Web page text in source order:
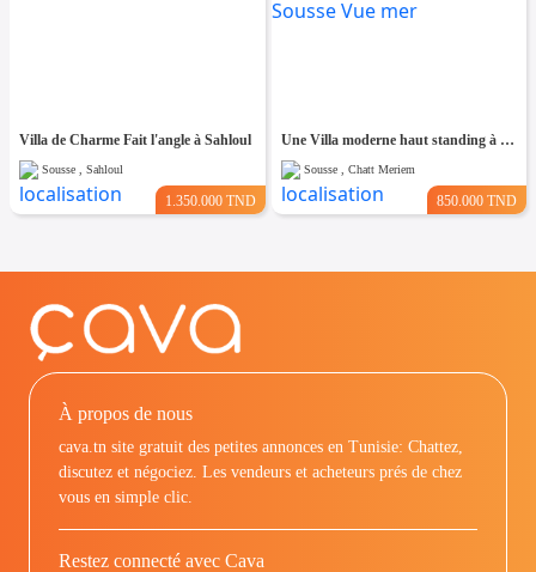
Villa de Charme Fait l'angle à Sahloul
Sousse , Sahloul
1.350.000 TND
Une Villa moderne haut standing à Chatt Mariem Sousse Vue mer
Sousse , Chatt Meriem
850.000 TND
À propos de nous
cava.tn site gratuit des petites annonces en Tunisie: Chattez,
discutez et négociez. Les vendeurs et acheteurs prés de chez
vous en simple clic.
Restez connecté avec Cava